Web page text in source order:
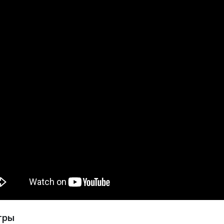
при транспортировке и хранении, циклы